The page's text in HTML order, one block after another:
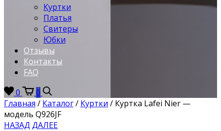
Куртки
Платья
Свитеры
Юбки
Отзывы
Контакты
FAQ
0
0
Главная / Каталог/ Куртки / Куртка Lafei Nier —
модель Q926JF
НАЗАД ДАЛЕЕ